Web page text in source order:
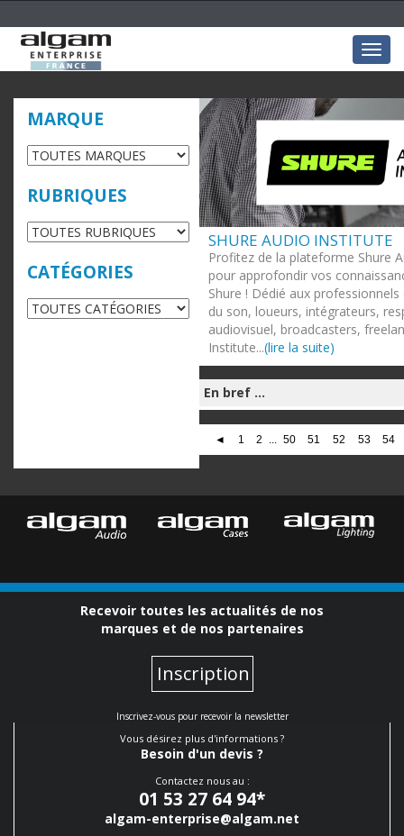
MARQUE
RUBRIQUES
CATÉGORIES
SHURE AUDIO INSTITUTE
Profitez de la plateforme Shure
pour approfondir vos
Shure ! Dédié aux
du son, loueurs, intégrateurs,
audiovisuel, broadcasters,
Institute...(lire la suite)
En bref ...
◄ 1 2 ... 50 51 52 53 54
Recevoir toutes les actualités de nos
marques et de nos partenaires
Inscription
Inscrivez-vous pour recevoir la newsletter
Vous désirez plus d'informations ?
Besoin d'un devis ?
Contactez nous au :
01 53 27 64 94*
algam-enterprise@algam.net